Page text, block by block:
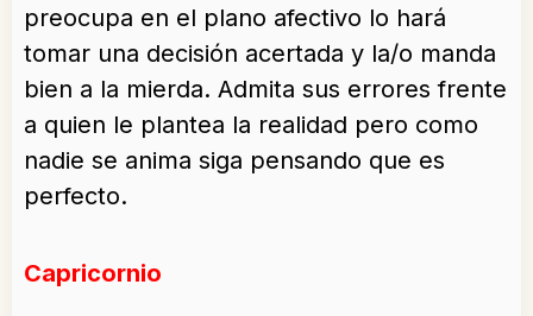
preocupa en el plano afectivo lo hará
tomar una decisión acertada y la/o manda
bien a la mierda. Admita sus errores frente
a quien le plantea la realidad pero como
nadie se anima siga pensando que es
perfecto.
Capricornio